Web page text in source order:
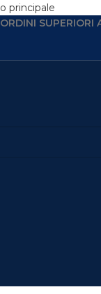
principale
SUPERIORI